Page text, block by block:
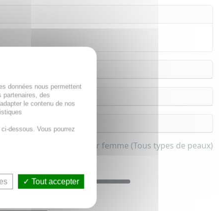
et Huile végétale pour femme (Tous types de peaux)
données nous permettent
partenaires, des
le contenu de nos
dessous. Vous pourrez
Tout accepter